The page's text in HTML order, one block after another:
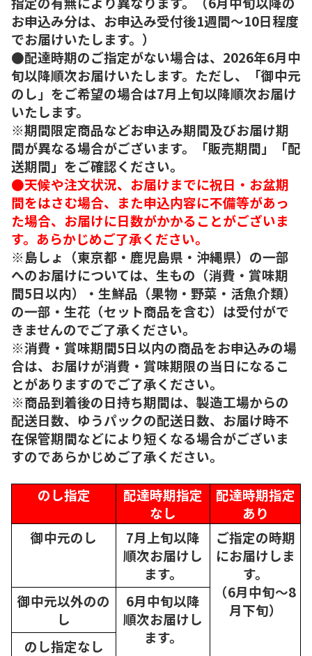
お申込み分は、お申込み受付後1週間～10日程度
でお届けいたします。）
●配達時期のご指定がない場合は、2026年6月中
旬以降順次お届けいたします。ただし、「御中元
のし」をご希望の場合は7月上旬以降順次お届け
いたします。
※期間限定商品などお申込み期間及びお届け期
間が異なる場合がございます。「販売期間」「配
送期間」をご確認ください。
●天候や注文状況、お届けまでに祝日・お盆期
間をはさむ場合、また申込内容に不備等があっ
た場合、お届けに日数がかかることがございま
す。あらかじめご了承ください。
※島しょ（東京都・鹿児島県・沖縄県）の一部
へのお届けについては、生もの（消費・賞味期
間5日以内）・生鮮品（果物・野菜・活魚介類）
の一部・生花（セット商品を含む）は受付がで
きませんのでご了承ください。
※消費・賞味期間5日以内の商品をお申込みの場
合は、お届けが消費・賞味期限の当日になるこ
とがありますのでご了承ください。
※商品到着後の日持ち期間は、製造工場からの
配送日数、ゆうパックの配送日数、お届け時不
在保管期間などにより短くなる場合がございま
すのであらかじめご了承ください。
のし指定
配達時期指定
なし
配達時期指定
あり
御中元のし
7月上旬以降
順次お届けし
ます。
ご指定の時期
にお届けしま
す。
（6月中旬～8
月下旬）
御中元以外のの
し
6月中旬以降
順次お届けし
ます。
のし指定なし